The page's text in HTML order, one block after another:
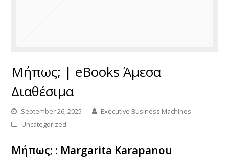
Μήπως; | eBooks Άμεσα
Διαθέσιμα
September 26, 2025
Executive Business Machines
Uncategorized
Μήπως; : Margarita Karapanou